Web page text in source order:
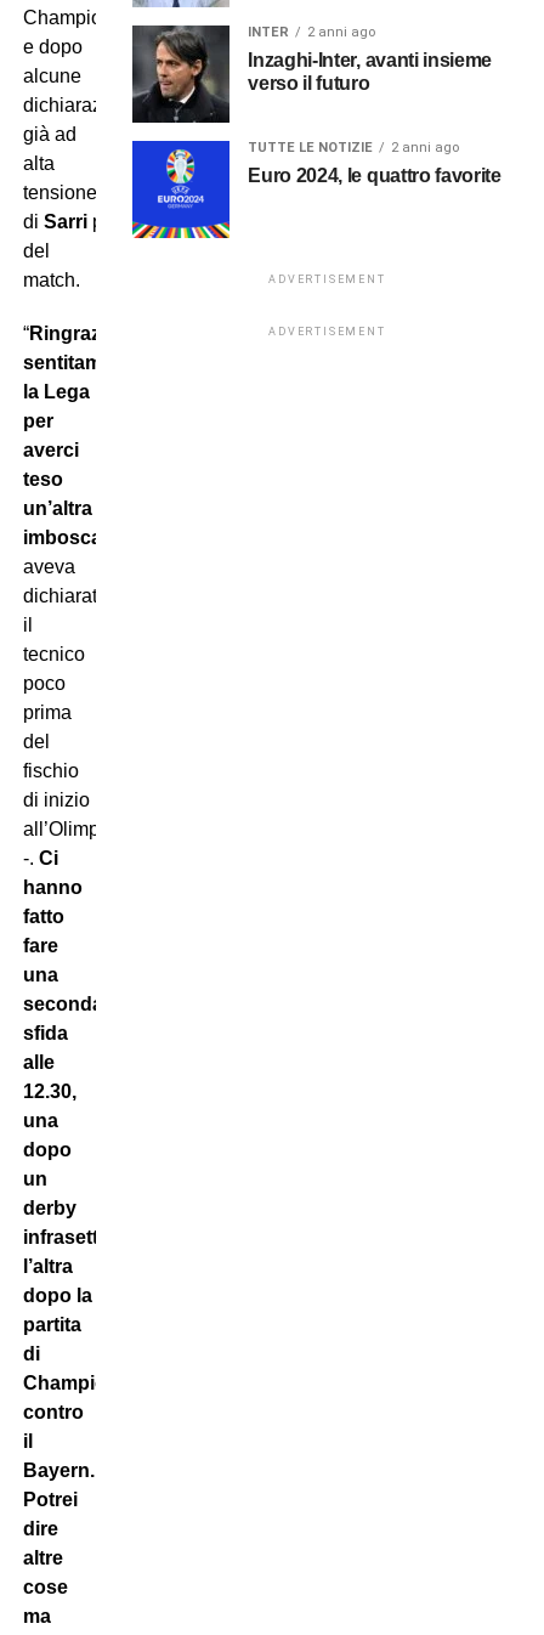
Champions
e dopo
alcune
dichiarazioni
già ad
alta
tensione
di Sarri prima
del
match.
“Ringraziamo
sentitamente
la Lega
per
averci
teso
un’altra
imboscata
aveva
dichiarato
il
tecnico
poco
prima
del
fischio
di inizio
all’Olimpico
-. Ci
hanno
fatto
fare
una
seconda
sfida
alle
12.30,
una
dopo
un
derby
infrasettimanale,
l’altra
dopo la
partita
di
Champions
contro
il
Bayern.
Potrei
dire
altre
cose
ma
INTER 2 anni ago
Inzaghi-Inter, avanti insieme
verso il futuro
TUTTE LE NOTIZIE 2 anni ago
Euro 2024, le quattro favorite
ADVERTISEMENT
ADVERTISEMENT